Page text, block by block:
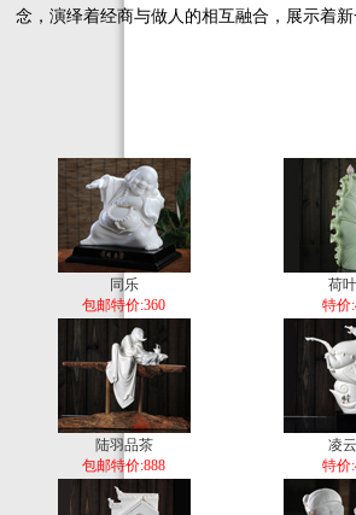
念，演绎着经商与做人的相互融合，展示着
同乐
包邮特价:360
荷
特价
陆羽品茶
包邮特价:888
凌
特价